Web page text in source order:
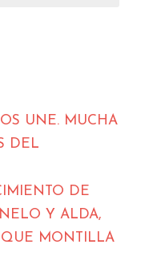
UNE. MUCHA
DEL
DE
Y ALDA,
QUE MONTILLA